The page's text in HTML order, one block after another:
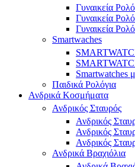
Γυναικεία
Γυναικεία
Γυναικεία
Smartwaches
Smartwatches
Παιδικά Ρολόγια
Ανδρικά Κοσμήματα
Ανδρικός Σταυρός
Ανδρικός
Ανδρικός
Ανδρικός
Ανδρικά Βραχιόλια